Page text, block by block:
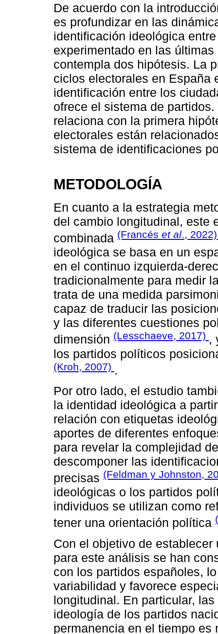
De acuerdo con la
es profundizar en las
identificación ideológica
experimentado en las
contempla dos hipótesis. La
ciclos electorales en España
identificación entre los
ofrece el sistema de
relaciona con la primera
electorales están
sistema de identificaciones
METODOLOGÍA
En cuanto a la estrategia
del cambio longitudinal, este
combinada (Francés et al.,
ideológica se basa en un
en el continuo izquierda-
tradicionalmente para medir
trata de una medida
capaz de traducir las
y las diferentes cuestiones
dimensión (Lesschaeve, 2017) ,
los partidos políticos
(Kroh, 2007) .
Por otro lado, el estudio
la identidad ideológica a
relación con etiquetas
aportes de diferentes
para revelar la complejidad
descomponer las
precisas (Feldman y Johnston,
ideológicas o los partidos
individuos se utilizan como
tener una orientación política
Con el objetivo de
para este análisis se han
con los partidos españoles,
variabilidad y favorece
longitudinal. En particular,
ideología de los partidos
permanencia en el tiempo